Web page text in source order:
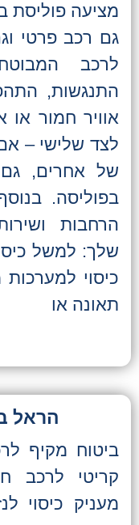
גם רכב פרטי
לרכב
התנגשות,
אוויר חמור או
לצד שלישי –
של אחרים, גם
בפוליסה.
הרחבות
שלך: למשל
כיסוי
תאונה או
הראל
ביטוח מקיף
קריטי לרכב
מעניק כיסוי